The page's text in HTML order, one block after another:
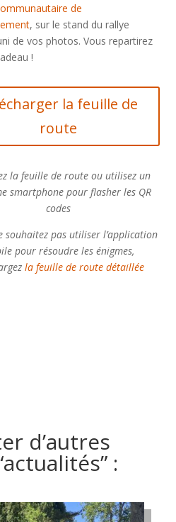
de
, sur le stand du rallye
de vos photos. Vous repartirez
!
la feuille de
route
la feuille de route ou utilisez un
smartphone pour flasher les QR
codes
souhaitez pas utiliser l’application
pour résoudre les énigmes,
la feuille de route détaillée
d’autres
: